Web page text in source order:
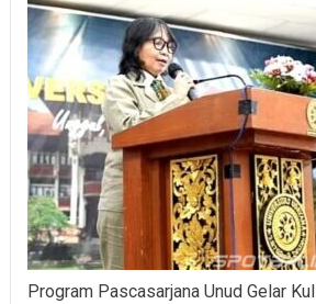
Program Pascasarjana Unud Gelar